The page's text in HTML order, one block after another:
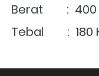
Berat        :
Tebal        :